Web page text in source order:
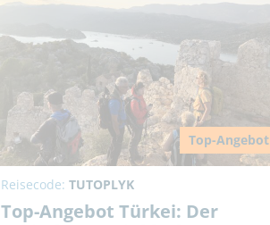
Top-Angebot
Reisecode: TUTOPLYK
Top-Angebot Türkei: Der